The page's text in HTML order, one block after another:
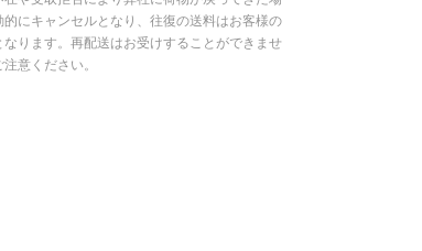
的にキャンセルとなり、往復の送料はお客様の
なります。再配送はお受けすることができませ
意ください。